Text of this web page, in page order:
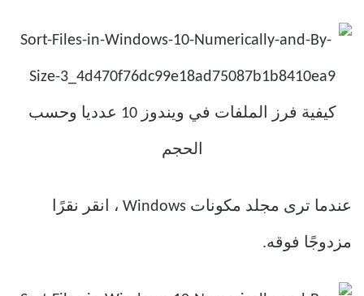
عندما ترى مجلد مكونات Windows ، انقر نقرًا
مزدوجًا فوقه.